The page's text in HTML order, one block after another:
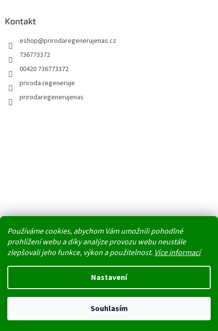
Používáme cookies, abychom Vám umožnili pohodlné
prohlížení webu a díky analýze provozu webu neustále
zlepšovali jeho funkce, výkon a použitelnost. Více informací
Nastavení
Souhlasím
Nedoporučujeme v těchto tropických dnech jako dopravu doručovací
boxy. Uvnitř boxu na přímém slunci stoupají teploty k maximu a
Kontakt
eshop@prirodaregenerujenas.cz
736773372
00420 736773372
priroda.regeneruje
prirodaregenerujenas
Copyright 2026PŘÍRODA REGENERUJE NÁS. Všechna práva
vyhrazena.